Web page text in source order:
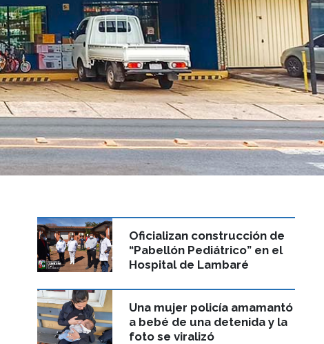
Oficializan construcción de
“Pabellón Pediátrico” en el
Hospital de Lambaré
Una mujer policía amamantó
a bebé de una detenida y la
foto se viralizó